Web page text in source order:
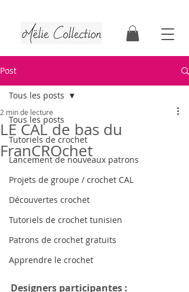
Post
Tous les posts
Tutoriels de crochet
Lancement de nouveaux patrons
Projets de groupe / crochet CAL
Découvertes crochet
Tutoriels de crochet tunisien
Patrons de crochet gratuits
Apprendre le crochet
Tous les posts
LE CAL de bas du
FranCROchet
2 min de lecture
Designers participantes :